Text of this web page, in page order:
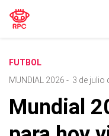
FUTBOL
MUNDIAL 2026 - 3 de julio
Mundial